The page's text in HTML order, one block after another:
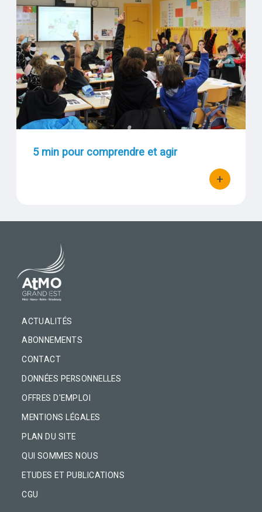
Visuel
5 min pour comprendre et agir
+
bouton
PIED DE PAGE
ACTUALITÉS
ABONNEMENTS
CONTACT
DONNÉES PERSONNELLES
OFFRES D'EMPLOI
MENTIONS LÉGALES
PLAN DU SITE
QUI SOMMES NOUS
ETUDES ET PUBLICATIONS
CGU